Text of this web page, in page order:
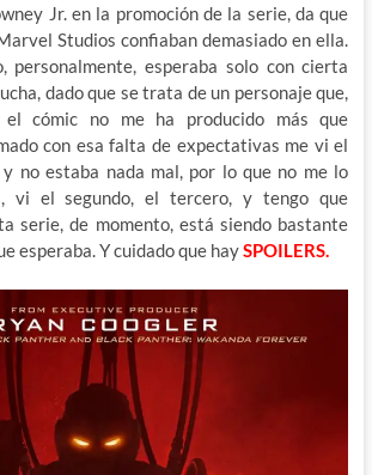
Jr. en la promoción de la serie, da que
Studios confiaban demasiado en ella.
personalmente, esperaba solo con cierta
dado que se trata de un personaje que,
el cómic no me ha producido más que
con esa falta de expectativas me vi el
no estaba nada mal, por lo que no me lo
vi el segundo, el tercero, y tengo que
serie, de momento, está siendo bastante
esperaba. Y cuidado que haySPOILERS.